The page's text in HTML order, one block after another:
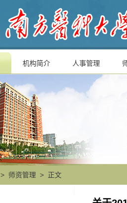
机构简介 人事管理
> 师资管理 > 正文